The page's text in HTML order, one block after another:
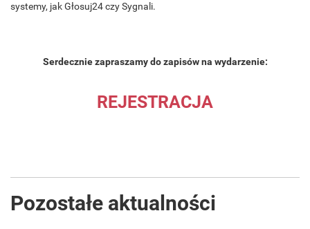
systemy, jak Głosuj24 czy Sygnali.
Serdecznie zapraszamy do zapisów na wydarzenie:
REJESTRACJA
Pozostałe aktualności